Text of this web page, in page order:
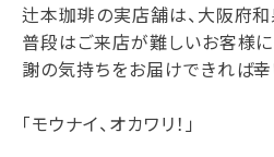
辻本珈琲の実店舗は、大阪府和
普段はご来店が難しいお客様
謝の気持ちをお届けできれば幸
「モウナイ、オカワリ！」